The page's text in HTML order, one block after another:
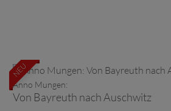
NEU
Anno Mungen:
Von Bayreuth nach Auschwitz